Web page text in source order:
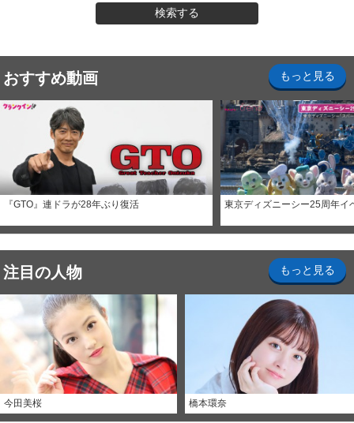
検索する
おすすめ動画 もっと見る
『GTO』連ドラが28年ぶり復活 東京ディズニーシー25周年イ
注目の人物 もっと見る
今田美桜 橋本環奈